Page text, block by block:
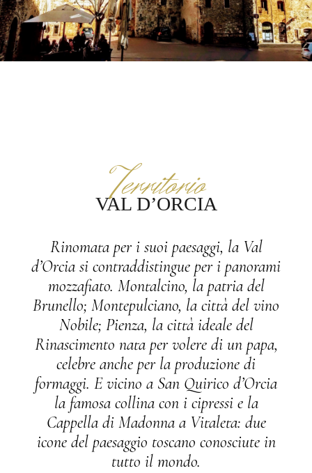
Territorio
VAL D’ORCIA
Rinomata per i suoi paesaggi, la Val
d’Orcia si contraddistingue per i panorami
mozzafiato. Montalcino, la patria del
Brunello; Montepulciano, la città del vino
Nobile; Pienza, la città ideale del
Rinascimento nata per volere di un papa,
celebre anche per la produzione di
formaggi. E vicino a San Quirico d’Orcia
la famosa collina con i cipressi e la
Cappella di Madonna a Vitaleta: due
icone del paesaggio toscano conosciute in
tutto il mondo.